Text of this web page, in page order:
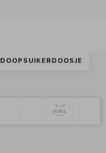
DOOPSUIKERDOOSJE